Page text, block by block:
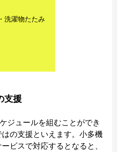
洗濯物たたみ
支援
ジュールを組むことができ
の支援といえます。小多機
ビスで対応するとなると、